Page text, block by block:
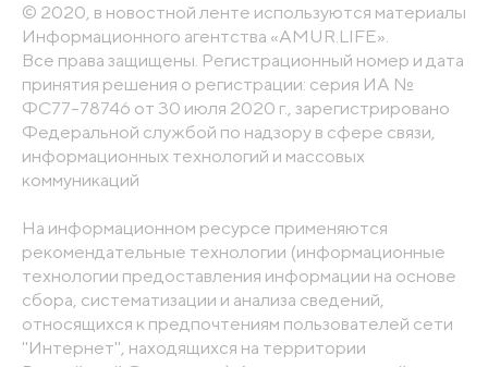
© 2020, в новостной ленте используются материалы
Информационного агентства «AMUR.LIFE».
Все права защищены. Регистрационный номер и дата
принятия решения о регистрации: серия ИА №
ФС77-78746 от 30 июля 2020 г., зарегистрировано
Федеральной службой по надзору в сфере связи,
информационных технологий и массовых
коммуникаций
На информационном ресурсе применяются
рекомендательные технологии (информационные
технологии предоставления информации на основе
сбора, систематизации и анализа сведений,
относящихся к предпочтениям пользователей сети
"Интернет", находящихся на территории